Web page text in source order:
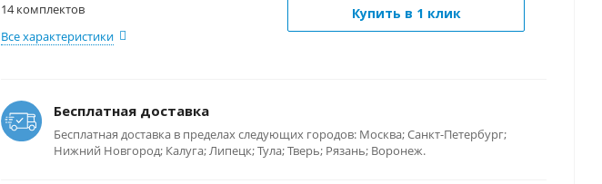
14 комплектов
Все характеристики
Купить в 1 клик
Бесплатная доставка
Бесплатная доставка в пределах следующих городов: Москва; Санкт-Петербург;
Нижний Новгород; Калуга; Липецк; Тула; Тверь; Рязань; Воронеж.